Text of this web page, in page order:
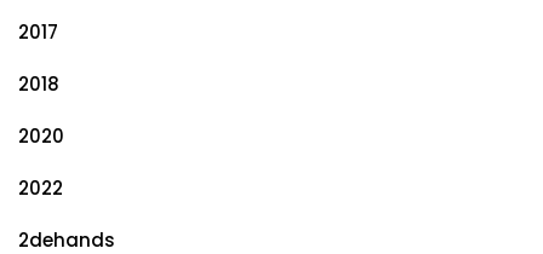
2017
2018
2020
2022
2dehands